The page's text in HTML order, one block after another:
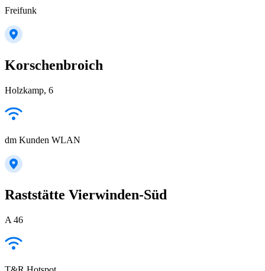
Freifunk
Korschenbroich
Holzkamp, 6
dm Kunden WLAN
Raststätte Vierwinden-Süd
A 46